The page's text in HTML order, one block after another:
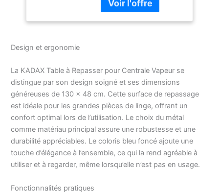
Foncé)
manches de 53 x 13 cm.
Construction solide : la
surface de repassage
est fabriquée à partir
d'un maillage métallique
épais. Le support spécial
en mousse de 10 mm
d'épaisseur facilite le
repassage et la housse
amovible en 100 % coton
peut être lavée selon les
besoins. Hauteur
Design et ergonomie
La KADAX Table à Repasser pour Centrale Vapeur se
distingue par son design soigné et ses dimensions
généreuses de 130 x 48 cm. Cette surface de repassage
est idéale pour les grandes pièces de linge, offrant un
confort optimal lors de l’utilisation. Le choix du métal
comme matériau principal assure une robustesse et une
durabilité appréciables. Le coloris bleu foncé ajoute une
touche d’élégance à l’ensemble, ce qui la rend agréable à
utiliser et à regarder, même lorsqu’elle n’est pas en usage.
Fonctionnalités pratiques